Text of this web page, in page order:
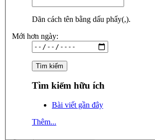
Dãn cách tên bằng dấu phẩy(,).
Mới hơn ngày:
Tìm kiếm hữu ích
Bài viết gần đây
Thêm...